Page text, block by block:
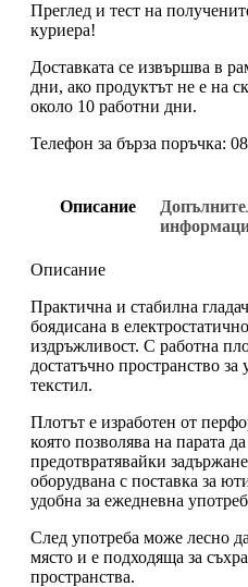
Преглед и тест на
куриера!
Доставката се извършва в
дни, ако продуктът не е на
около 10 работни дни.
Телефон за бърза поръчка:
Описание
Описание
Практична и стабилна
боядисана в
издръжливост. С работна
достатъчно пространство
текстил.
Плотът е изработен от
която позволява на парата
предотвратявайки
оборудвана с поставка за
удобна за ежедневна
След употреба може лесно
място и е подходяща за
пространства.